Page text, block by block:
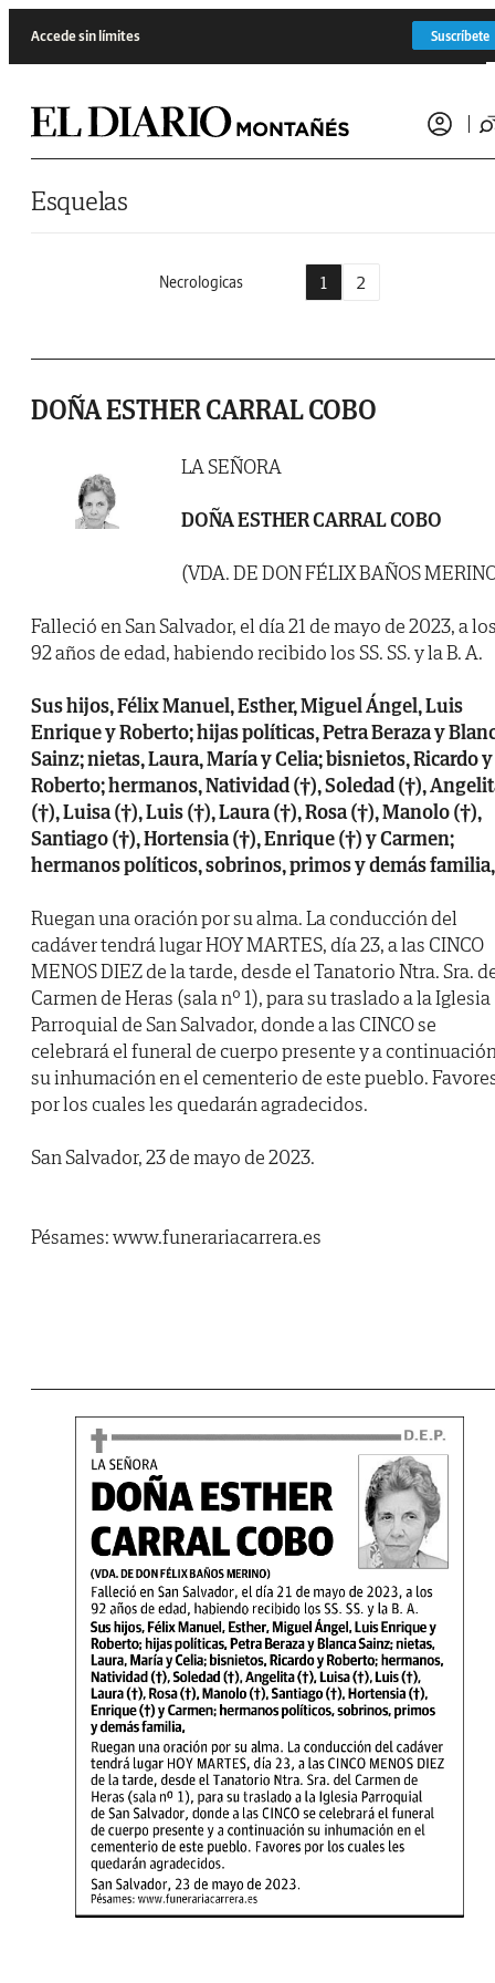
Accede sin límites Suscríbete
Esquelas
Necrologicas 1 2
DOÑA ESTHER CARRAL COBO
LA SEÑORA
DOÑA ESTHER CARRAL COBO
(VDA. DE DON FÉLIX BAÑOS
Falleció en San Salvador, el día 21 de mayo de 2023, a
92 años de edad, habiendo recibido los SS. SS. y la B. A.
Sus hijos, Félix Manuel, Esther, Miguel Ángel, Luis
Enrique y Roberto; hijas políticas, Petra Beraza y
Sainz; nietas, Laura, María y Celia; bisnietos, Ricardo y
Roberto; hermanos, Natividad (†), Soledad (†),
(†), Luisa (†), Luis (†), Laura (†), Rosa (†), Manolo (†),
Santiago (†), Hortensia (†), Enrique (†) y Carmen;
hermanos políticos, sobrinos, primos y demás familia,
Ruegan una oración por su alma. La conducción del
cadáver tendrá lugar HOY MARTES, día 23, a las CINCO
MENOS DIEZ de la tarde, desde el Tanatorio Ntra. Sra.
Carmen de Heras (sala nº 1), para su traslado a la Iglesia
Parroquial de San Salvador, donde a las CINCO se
celebrará el funeral de cuerpo presente y a
su inhumación en el cementerio de este pueblo.
por los cuales les quedarán agradecidos.
San Salvador, 23 de mayo de 2023.
Pésames: www.funerariacarrera.es